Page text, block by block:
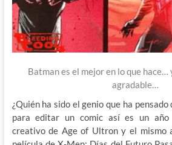
Batman es el mejor en lo que hace…
agradable…
¿Quién ha sido el genio que ha
para editar un comic así es un año
creativo de Age of Ultron y el mismo